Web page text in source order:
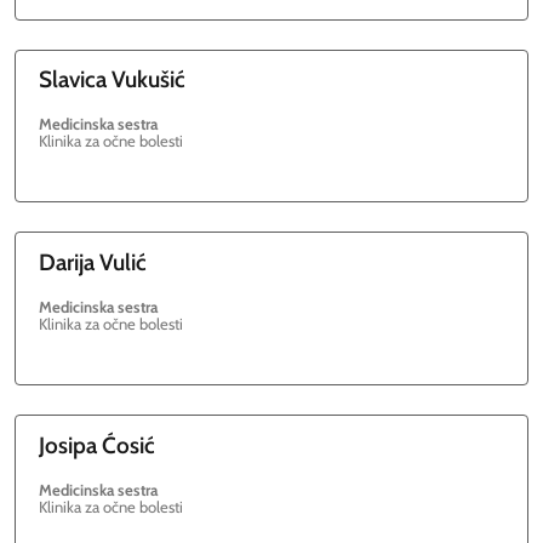
SlavicaVukušić
Medicinska sestra
Klinika za očne bolesti
DarijaVulić
Medicinska sestra
Klinika za očne bolesti
JosipaĆosić
Medicinska sestra
Klinika za očne bolesti